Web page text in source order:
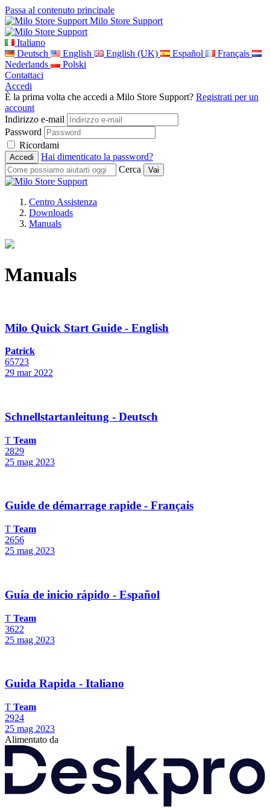
Passa al contenuto principale
Milo Store Support
Italiano
Deutsch
English English (UK) Español
Français
Nederlands
Polski
Contattaci
Accedi
È la prima volta che accedi a Milo Store Support? Registrati per un
account
Indirizzo e-mail
Password
Ricordami
Hai dimenticato la password?
Cerca
Centro Assistenza
Downloads
Manuals
Manuals
Milo Quick Start Guide - English
Patrick
65723
29 mar 2022
Schnellstartanleitung - Deutsch
T Team
2829
25 mag 2023
Guide de démarrage rapide - Français
T Team
2656
25 mag 2023
Guía de inicio rápido - Español
T Team
3622
25 mag 2023
Guida Rapida - Italiano
T Team
2924
25 mag 2023
Alimentato da